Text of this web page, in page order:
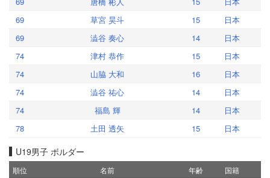
69
草宮 昊斗 15
日本
69
澁谷 奏心 14
日本
74
津村 恭作 15
日本
74
山脇 大和 16
日本
74
澁谷 祐心 14
日本
74
福島 輝 14
日本
78
土田 透矢 15 日本
U19男子 ボルダー
順位 名前 年齢 国籍